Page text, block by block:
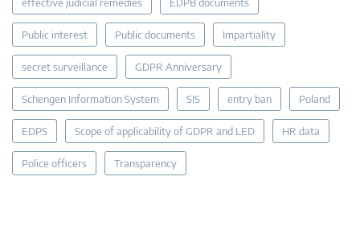
Public interest Public documents Impartiality
secret surveillance GDPR Anniversary
Schengen Information System SIS entry ban Poland
EDPS Scope of applicability of GDPR and LED HR data
Police officers Transparency